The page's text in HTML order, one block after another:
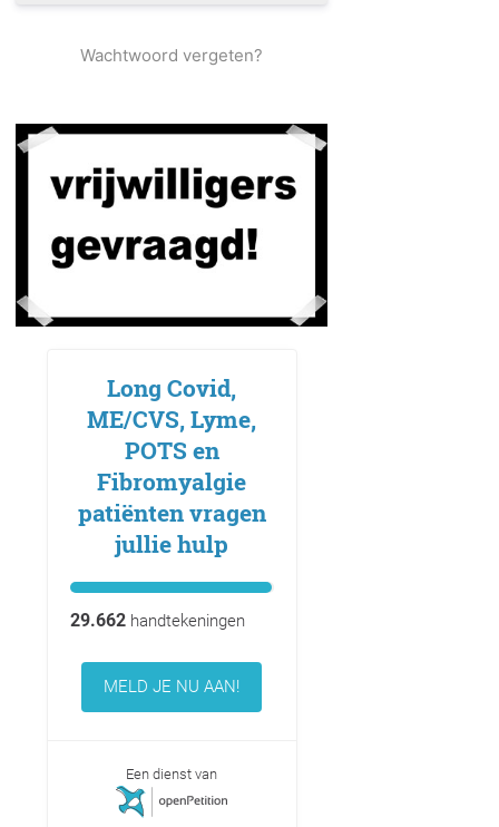
Wachtwoord vergeten?
Long Covid,
ME/CVS, Lyme,
POTS en
Fibromyalgie
patiënten vragen
jullie hulp
29.662handtekeningen
MELD JE NU AAN!
Een dienst van